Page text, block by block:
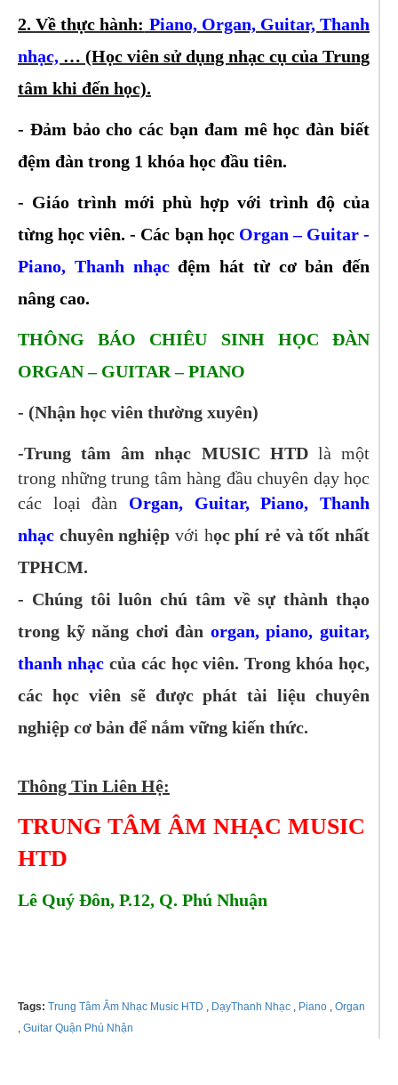
2. Về thực hành: Piano, Organ, Guitar, Thanh
nhạc, … (Học viên sử dụng nhạc cụ của Trung
tâm khi đến học).
- Đảm bảo cho các bạn đam mê học đàn biết
đệm đàn trong 1 khóa học đầu tiên.
- Giáo trình mới phù hợp với trình độ của
từng học viên. - Các bạn họcOrgan – Guitar -
Piano, Thanh nhạcđệm hát từ cơ bản đến
nâng cao.
THÔNG BÁO CHIÊU SINH HỌC ĐÀN
ORGAN – GUITAR – PIANO
- (Nhận học viên thường xuyên)
-Trung tâm âm nhạc MUSIC HTD là một
trong những trung tâm hàng đầu chuyên dạy học
các loại đàn Organ, Guitar, Piano, Thanh
nhạc chuyên nghiệp với học phí rẻ và tốt nhất
TPHCM.
- Chúng tôi luôn chú tâm về sự thành thạo
trong kỹ năng chơi đàn organ, piano, guitar,
thanh nhạccủa các học viên. Trong khóa học,
các học viên sẽ được phát tài liệu chuyên
nghiệp cơ bản để nắm vững kiến thức.
Thông Tin Liên Hệ:
TRUNG TÂM ÂM NHẠC MUSIC
HTD
Lê Quý Đôn, P.12, Q. Phú Nhuận
Tags: Trung Tâm Âm Nhạc Music HTD , DạyThanh Nhạc , Piano , Organ
, Guitar Quận Phú Nhận